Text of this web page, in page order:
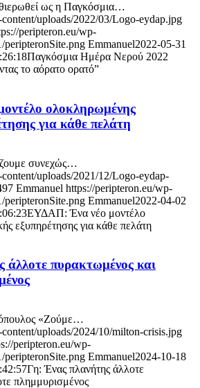
ως η Παγκόσμια…
uploads/2022/03/Logo-eydap.jpg
peripteron.eu/wp-
peripteronSite.png Emmanuel2022-05-31
Παγκόσμια Ημέρα Νερού 2022
το αόρατο ορατό”
ολοκληρωμένης
για κάθε πελάτη
συνεχώς…
uploads/2021/12/Logo-eydap-
Emmanuel https://peripteron.eu/wp-
peripteronSite.png Emmanuel2022-04-02
ΕΥΔΑΠ: Ένα νέο μοντέλο
εξυπηρέτησης για κάθε πελάτη
άλλοτε πυρακτωμένος και
«Ζούμε…
uploads/2024/10/milton-crisis.jpg
peripteron.eu/wp-
peripteronSite.png Emmanuel2024-10-18
Γη: Ένας πλανήτης άλλοτε
πλημμυρισμένος